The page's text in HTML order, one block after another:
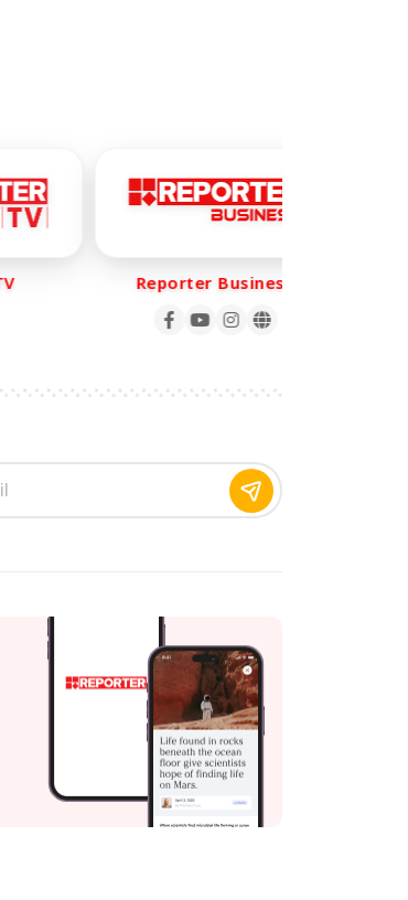
Reporter Business